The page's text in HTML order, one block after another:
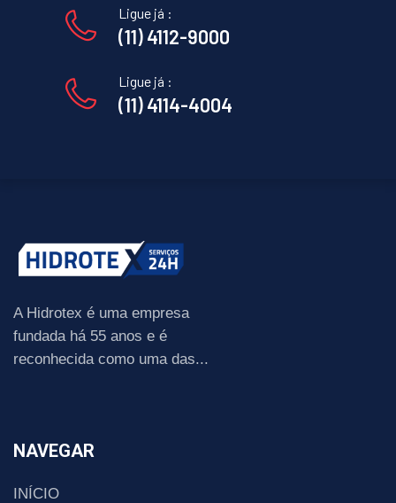
Ligue já :
(11) 4112-9000
Ligue já :
(11) 4114-4004
A Hidrotex é uma empresa
fundada há 55 anos e é
reconhecida como uma das...
NAVEGAR
INÍCIO